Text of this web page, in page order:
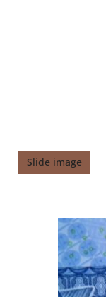
Slide image